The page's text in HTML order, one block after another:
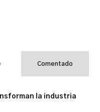
Comentado
la industria